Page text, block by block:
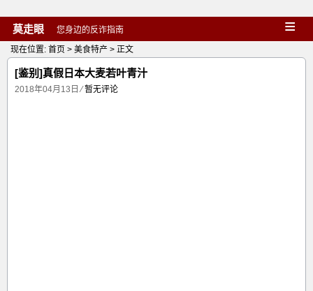
莫走眼 您身边的反诈指南 ≡
现在位置: 首页 > 美食特产 > 正文
[鉴别]真假日本大麦若叶青汁
2018年04月13日 ⁄暂无评论